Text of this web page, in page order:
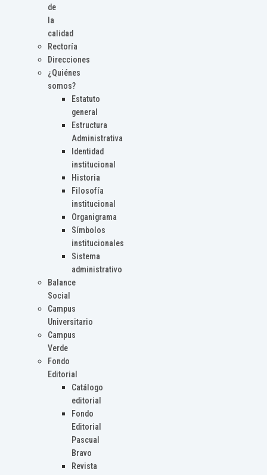
de
la
calidad
Rectoría
Direcciones
¿Quiénes
somos?
Estatuto
general
Estructura
Administrativa
Identidad
institucional
Historia
Filosofía
institucional
Organigrama
Símbolos
institucionales
Sistema
administrativo
Balance
Social
Campus
Universitario
Campus
Verde
Fondo
Editorial
Catálogo
editorial
Fondo
Editorial
Pascual
Bravo
Revista